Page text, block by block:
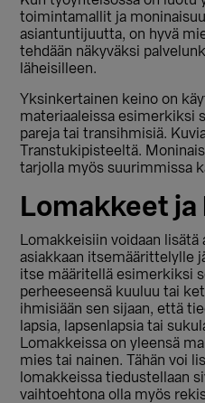
toimintamallit ja
asiantuntijuutta, on hyvä
tehdään näkyväksi
läheisilleen.
Yksinkertainen keino on
materiaaleissa esimerkiksi
pareja tai transihmisiä.
Transtukipisteeltä.
tarjolla myös suurimmissa
Lomakkeet
Lomakkeisiin voidaan
asiakkaan itsemäärittelylle
itse määritellä esimerkiksi
perheeseensä kuuluu tai
ihmisiään sen sijaan, että
lapsia, lapsenlapsia tai
Lomakkeissa on yleensä
mies tai nainen. Tähän voi
lomakkeissa tiedustellaan
vaihtoehtona olla myös